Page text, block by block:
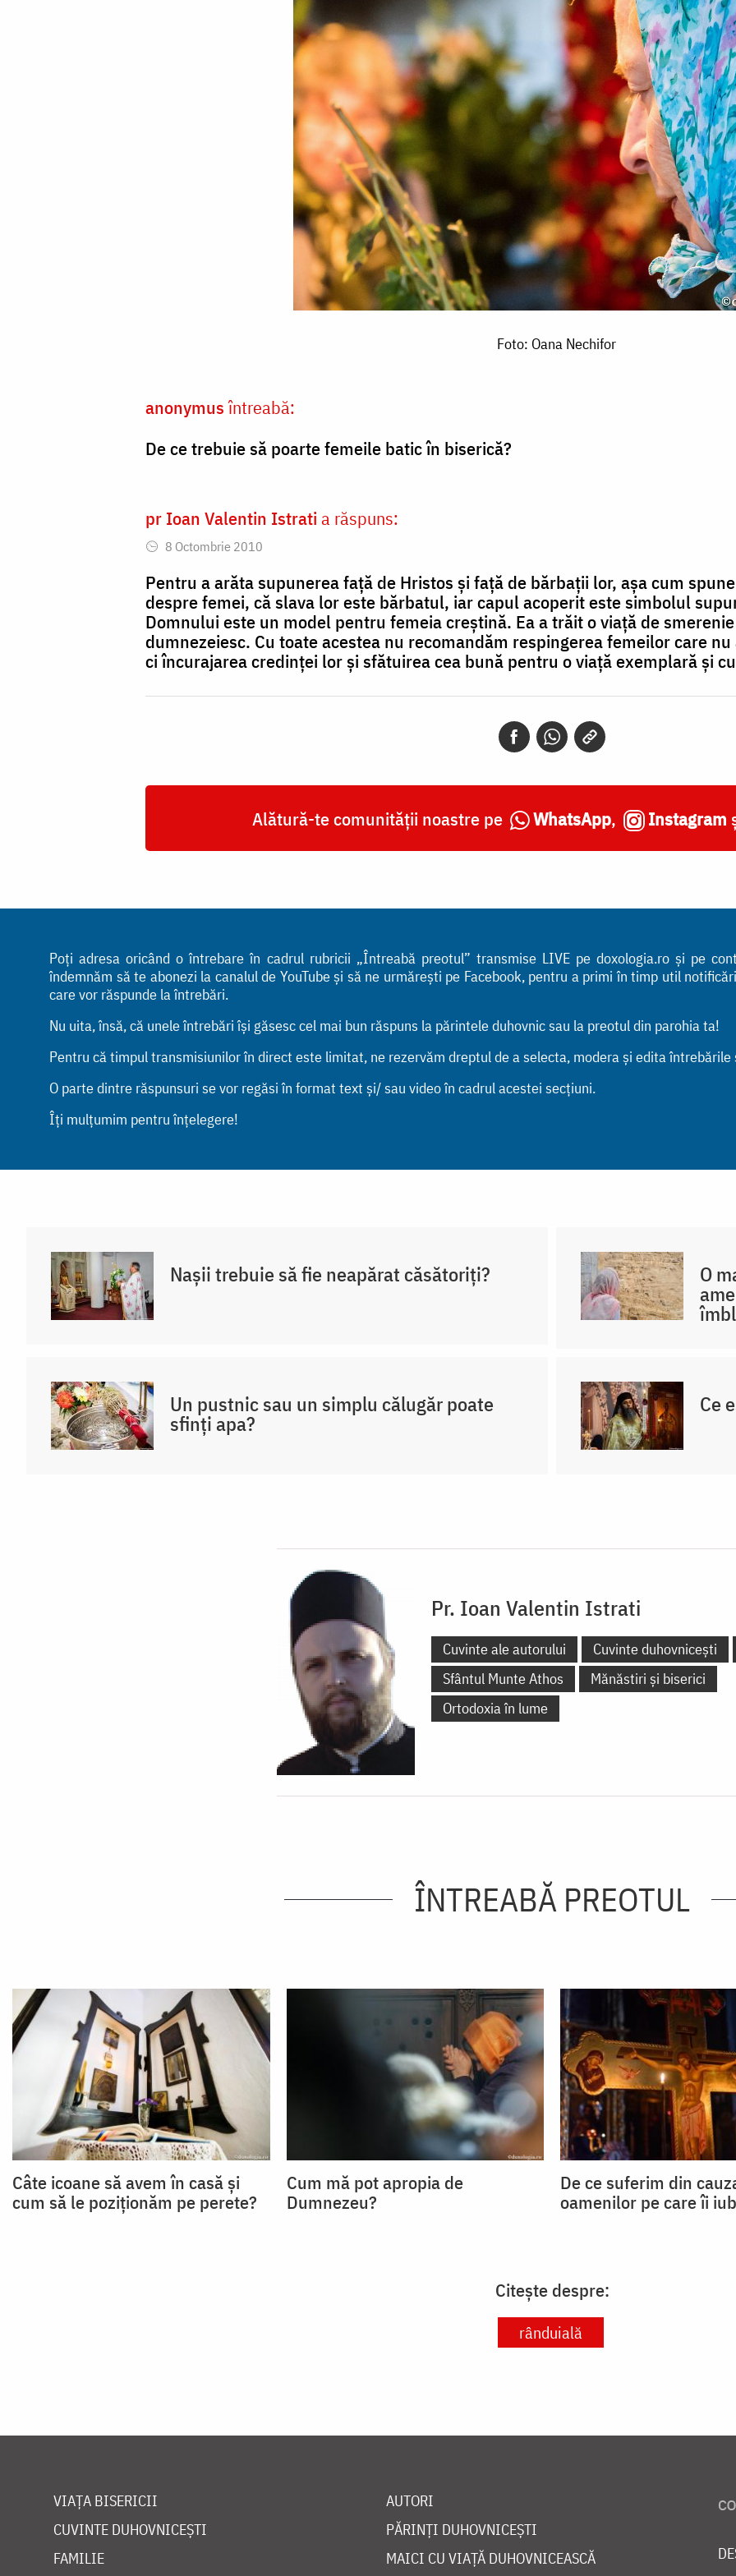
Foto: Oana Nechifor
anonymusîntreabă:
De ce trebuie să poarte femeile batic în biserică?
pr Ioan Valentin Istrati a răspuns:
8 Octombrie 2010
Pentru a arăta supunerea față de Hristos și față de bărbații lor, așa cum
despre femei, că slava lor este bărbatul, iar capul acoperit este simbolul
Domnului este un model pentru femeia creștină. Ea a trăit o viață de
dumnezeiesc. Cu toate acestea nu recomandăm respingerea femeilor care
ci încurajarea credinței lor și sfătuirea cea bună pentru o viață exemplară și
Alătură-te comunității noastre pe WhatsApp, Instagram
Poți adresa oricând o întrebare în cadrul rubricii „Întreabă preotul” transmise LIVE pe doxologia.ro și pe
îndemnăm să te abonezi la canalul de YouTube și să ne urmărești pe Facebook, pentru a primi în timp util
care vor răspunde la întrebări.
Nu uita, însă, că unele întrebări își găsesc cel mai bun răspuns la părintele duhovnic sau la preotul din parohia ta!
Pentru că timpul transmisiunilor în direct este limitat, ne rezervăm dreptul de a selecta, modera și edita
O parte dintre răspunsuri se vor regăsi în format text și/ sau video în cadrul acestei secțiuni.
Îți mulțumim pentru înțelegere!
Nașii trebuie să fie neapărat căsătoriți? O
Un pustnic sau un simplu călugăr poate
sfinți apa?
Ce
Pr. Ioan Valentin Istrati
Cuvinte ale autorului Cuvinte duhovnicești
Sfântul Munte Athos
Mănăstiri și biserici
Ortodoxia în lume
ÎNTREABĂ PREOTUL
Câte icoane să avem în casă și
cum să le poziționăm pe perete?
Cum mă pot apropia de
Dumnezeu?
De ce suferim din
oamenilor pe care îi
Citește despre:
rânduială
VIAȚA BISERICII
CUVINTE DUHOVNICEȘTI
FAMILIE
AUTORI
PĂRINȚI DUHOVNICEȘTI
MAICI CU VIAȚĂ DUHOVNICEASCĂ